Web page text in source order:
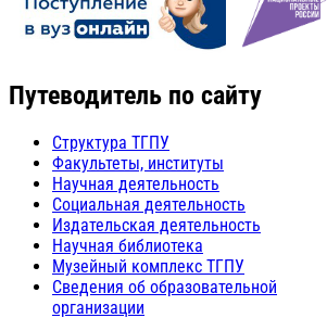
Путеводитель по сайту
Структура ТГПУ
Факультеты, институты
Научная деятельность
Социальная деятельность
Издательская деятельность
Научная библиотека
Музейный комплекс ТГПУ
Сведения об образовательной
организации